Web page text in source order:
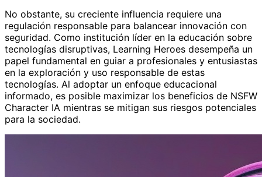
No obstante, su creciente influencia requiere una
regulación responsable para balancear innovación con
seguridad. Como institución líder en la educación sobre
tecnologías disruptivas, Learning Heroes desempeña un
papel fundamental en guiar a profesionales y entusiastas
en la exploración y uso responsable de estas
tecnologías. Al adoptar un enfoque educacional
informado, es posible maximizar los beneficios de NSFW
Character IA mientras se mitigan sus riesgos potenciales
para la sociedad.